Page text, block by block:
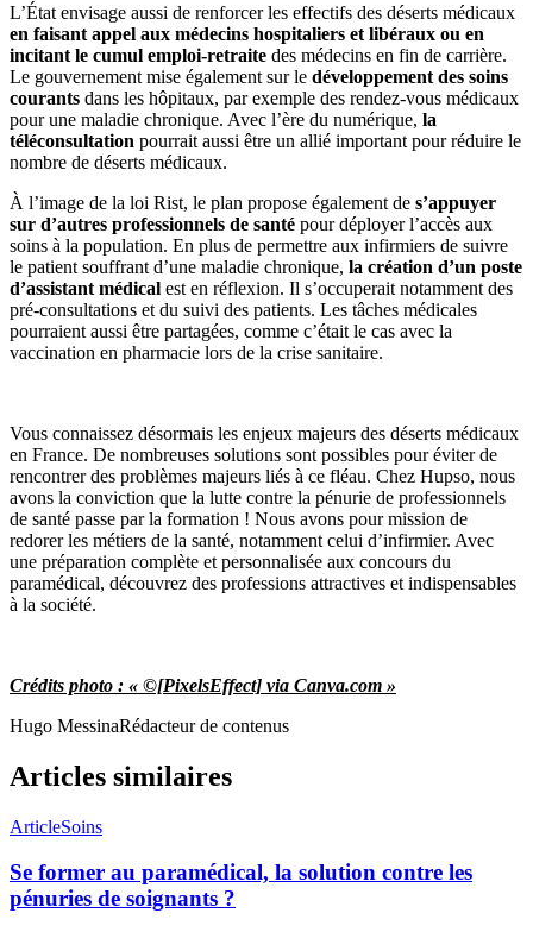
L’État envisage aussi de renforcer les effectifs des déserts médicaux
en faisant appel aux médecins hospitaliers et libéraux ou en
incitant le cumul emploi-retraite des médecins en fin de carrière.
Le gouvernement mise également sur le développement des soins
courants dans les hôpitaux, par exemple des rendez-vous médicaux
pour une maladie chronique. Avec l’ère du numérique, la
téléconsultation pourrait aussi être un allié important pour réduire le
nombre de déserts médicaux.
À l’image de la loi Rist, le plan propose également de s’appuyer
sur d’autres professionnels de santé pour déployer l’accès aux
soins à la population. En plus de permettre aux infirmiers de suivre
le patient souffrant d’une maladie chronique, la création d’un poste
d’assistant médical est en réflexion. Il s’occuperait notamment des
pré-consultations et du suivi des patients. Les tâches médicales
pourraient aussi être partagées, comme c’était le cas avec la
vaccination en pharmacie lors de la crise sanitaire.
Vous connaissez désormais les enjeux majeurs des déserts médicaux
en France. De nombreuses solutions sont possibles pour éviter de
rencontrer des problèmes majeurs liés à ce fléau. Chez Hupso, nous
avons la conviction que la lutte contre la pénurie de professionnels
de santé passe par la formation ! Nous avons pour mission de
redorer les métiers de la santé, notamment celui d’infirmier. Avec
une préparation complète et personnalisée aux concours du
paramédical, découvrez des professions attractives et indispensables
à la société.
Crédits photo : « ©[PixelsEffect] via Canva.com »
Hugo MessinaRédacteur de contenus
Articles similaires
ArticleSoins
Se former au paramédical, la solution contre les
pénuries de soignants ?